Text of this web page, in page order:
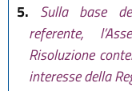
5. Sulla base
referente,
Risoluzione
interesse della